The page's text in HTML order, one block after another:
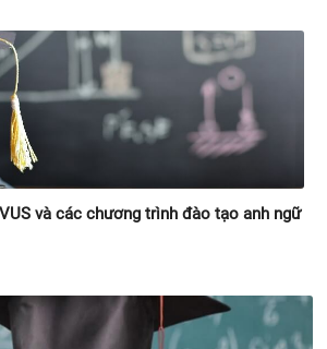
và các chương trình đào tạo anh ngữ